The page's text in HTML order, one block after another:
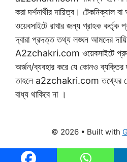
করা দর্শনার্থীর দায়িত্ব। টেকনিক্যাল
ওয়েবসাইটে রাখার জন্য গ্রাহক কর্তৃক
দ্বারা প্রদত্ত তথ্য লঙ্ঘন আমদের
A2zchakri.com ওয়েবসাইটে
অর্জন/ব্যবহার করে যে কোনও ব্যক্তির
তাহলে a2zchakri.com তথ্যের
বাধ্য থাকিবে না ।
© 2026 • Built with